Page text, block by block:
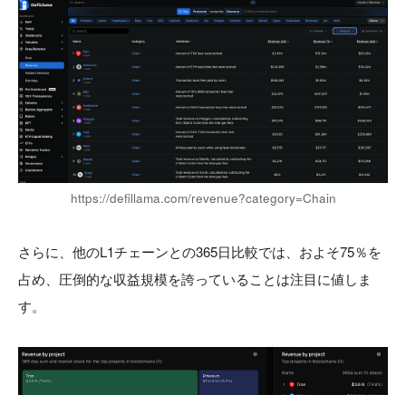
https://defillama.com/revenue?category=Chain
さらに、他のL1チェーンとの365日比較では、およそ75％を
占め、圧倒的な収益規模を誇っていることは注目に値しま
す。